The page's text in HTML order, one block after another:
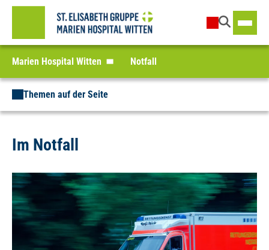
Marien Hospital Witten Notfall
Themen auf der Seite
Im Notfall